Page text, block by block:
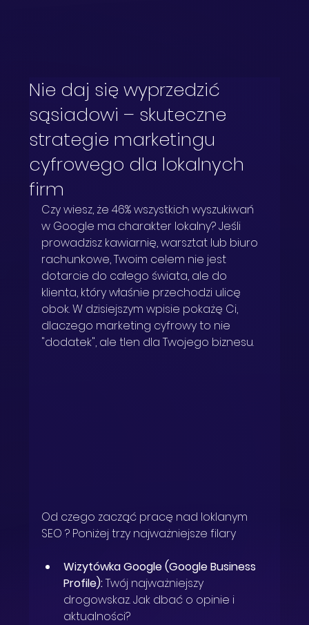
Nie daj się wyprzedzić
sąsiadowi – skuteczne
strategie marketingu
cyfrowego dla lokalnych
firm
Czy wiesz, że 46% wszystkich wyszukiwań
w Google ma charakter lokalny? Jeśli
prowadzisz kawiarnię, warsztat lub biuro
rachunkowe, Twoim celem nie jest
dotarcie do całego świata, ale do
klienta, który właśnie przechodzi ulicę
obok. W dzisiejszym wpisie pokażę Ci,
dlaczego marketing cyfrowy to nie
"dodatek", ale tlen dla Twojego biznesu.
Od czego zacząć pracę nad loklanym
SEO ? Poniżej trzy najważniejsze filary
Wizytówka Google (Google Business
Profile): Twój najważniejszy
drogowskaz. Jak dbać o opinie i
aktualności?